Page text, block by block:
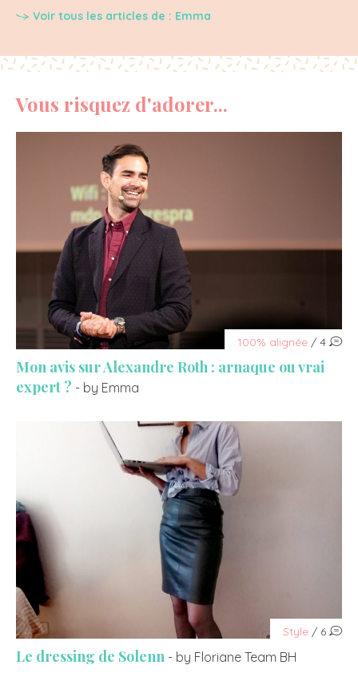
Voir tous les articles de : Emma
Vous risquez d'adorer...
100% alignée / 4
Mon avis sur Alexandre Roth : arnaque ou vrai
expert ? - by Emma
Style / 6
Le dressing de Solenn - by Floriane Team BH